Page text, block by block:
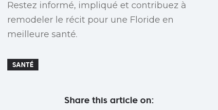
Restez informé, impliqué et contribuez à
remodeler le récit pour une Floride en
meilleure santé.
SANTÉ
Share this article on: